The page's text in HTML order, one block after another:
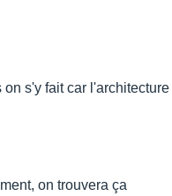
s'y fait car l'architecture
on trouvera ça